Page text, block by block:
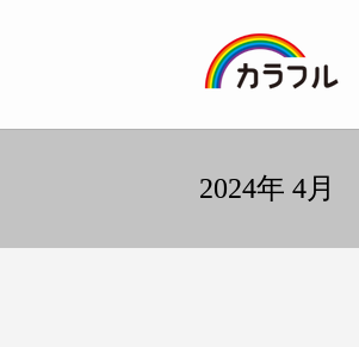
2024年 4月